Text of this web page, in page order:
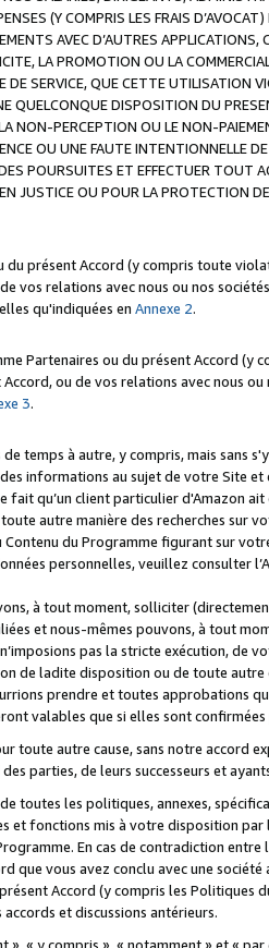
(Y COMPRIS LES FRAIS
AVEC D’AUTRES
LA PROMOTION OU LA
SERVICE, QUE CETTE UTILISATION
QUELCONQUE DISPOSITION DU
NON-PERCEPTION OU LE NON-
OU UNE FAUTE INTENTIONNELLE
POURSUITES ET EFFECTUER TOUT
JUSTICE OU POUR LA PROTECTION
présent Accord (y compris toute
vos relations avec nous ou nos
qu'indiquées en Annexe 2.
Partenaires ou du présent Accord (y
ou de vos relations avec nous
3.
temps à autre, y compris, mais sans
informations au sujet de votre Site
qu’un client particulier d'Amazon
autre manière des recherches sur
du Programme figurant sur
personnelles, veuillez consulter
à tout moment, solliciter
et nous-mêmes pouvons, à tout
pas la stricte exécution, de
de ladite disposition ou de toute
prendre et toutes approbations
valables que si elles sont
autre cause, sans notre accord
parties, de leurs successeurs et
toutes les politiques, annexes,
fonctions mis à votre disposition par
En cas de contradiction
vous avez conclu avec une société
Accord (y compris les Politiques
et discussions antérieurs.